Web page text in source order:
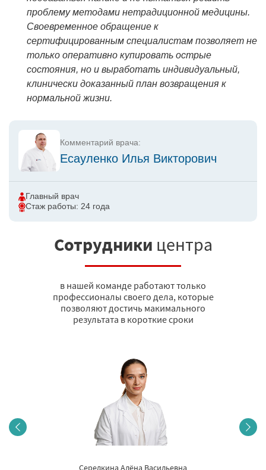
проблему методами нетрадиционной медицины.
Своевременное обращение к
сертифицированным специалистам позволяет не
только оперативно купировать острые
состояния, но и выработать индивидуальный,
клинически доказанный план возвращения к
нормальной жизни.
Комментарий врача:
Есауленко Илья Викторович
Главный врач
Стаж работы: 24 года
Сотрудники центра
в нашей команде работают только
профессионалы своего дела, которые
позволяют достичь макимального
результата в короткие сроки
Середкина Алёна Васильевна